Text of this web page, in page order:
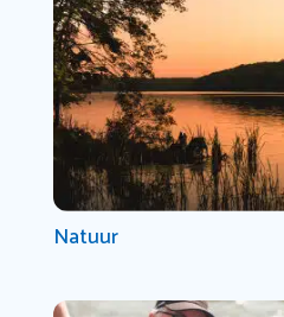
Natuur